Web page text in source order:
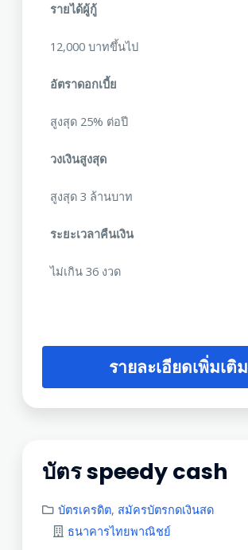
รายได้ผู้กู้
12,000 บาทขึ้นไป
อัตราดอกเบี้ย
สูงสุด 25% ต่อปี
วงเงินสูงสุด
สูงสุด 3 ล้านบาท
ระยะเวลาคืนเงิน
ไม่เกิน 36 งวด
รายละเอียดเพิ่มเติม
บัตร speedy cash
บัตรเครดิต, สมัครบัตรกดเงินสด
ธนาคารไทยพาณิชย์